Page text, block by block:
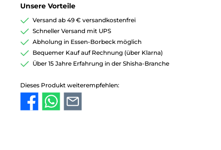
Unsere Vorteile
Versand ab 49 € versandkostenfrei
Schneller Versand mit UPS
Abholung in Essen-Borbeck möglich
Bequemer Kauf auf Rechnung (über Klarna)
Über 15 Jahre Erfahrung in der Shisha-Branche
Dieses Produkt weiterempfehlen: